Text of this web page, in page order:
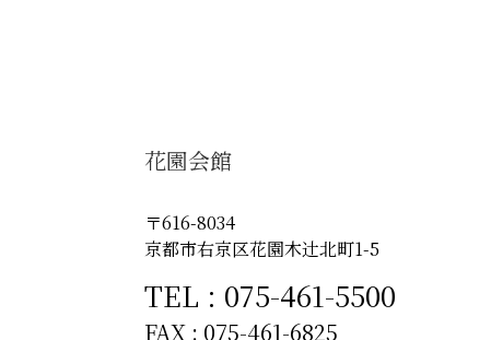
花園会館
〒616-8034
京都市右京区花園木辻󠄀北町1-5
TEL : 075-461-5500
FAX : 075-461-6825